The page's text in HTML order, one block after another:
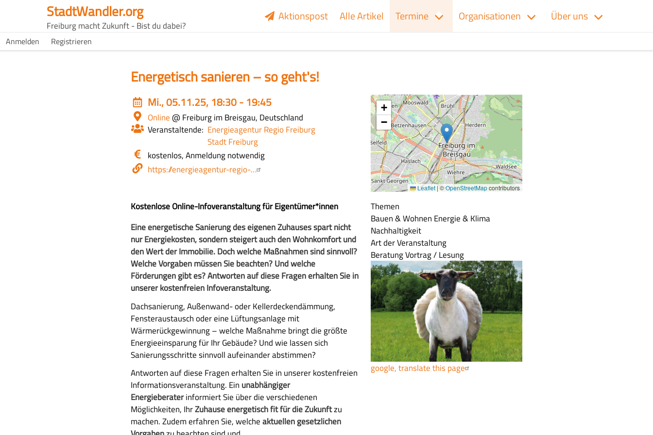
StadtWandler.org
Freiburg macht Zukunft - Bist du dabei?
H4C
Main
Aktionspost Alle Artikel Termine Organisationen Über uns
H4C
Anmelden Registrieren
Energetisch sanieren – so geht's!
Event
date
Mi., 05.11.25, 18:30 - 19:45
Ort
Online@ Freiburg im Breisgau, Deutschland
Veranstaltende Energieagentur Regio Freiburg
Stadt Freiburg
Eintritt
/
kostenlos, Anmeldung notwendig
Webseite
https://energieagentur-regio-…
+
−
Leaflet |©OpenStreetMapcontributors
Z
s
a
m
m
e
n
f
a
s
s
u
g
Kostenlose Online-Infoveranstaltung für Eigentümer*innen
Themen
Bauen & Wohnen Energie & Klima
Nachhaltigkeit
Art der Veranstaltung
BeratungVortrag / Lesung
google, translate this page
A
u
s
f
ü
h
l
i
c
h
e
B
e
s
c
h
Eine energetische Sanierung des eigenen Zuhauses spart nicht
nur Energiekosten, sondern steigert auch den Wohnkomfort und
den Wert der Immobilie. Doch welche Maßnahmen sind sinnvoll?
Welche Vorgaben müssen Sie beachten? Und welche
Förderungen gibt es? Antworten auf diese Fragen erhalten Sie in
unserer kostenfreien Infoveranstaltung.
Dachsanierung, Außenwand- oder Kellerdeckendämmung,
Fensteraustausch oder eine Lüftungsanlage mit
Wärmerückgewinnung – welche Maßnahme bringt die größte
Energieeinsparung für Ihr Gebäude? Und wie lassen sich
Sanierungsschritte sinnvoll aufeinander abstimmen?
Antworten auf diese Fragen erhalten Sie in unserer kostenfreien
Informationsveranstaltung. Ein unabhängiger
Energieberaterinformiert Sie über die verschiedenen
Möglichkeiten, IhrZuhause energetisch fit für die Zukunftzu
machen. Zudem erfahren Sie, welcheaktuellen gesetzlichen